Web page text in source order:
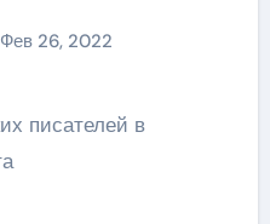
Фев 26, 2022